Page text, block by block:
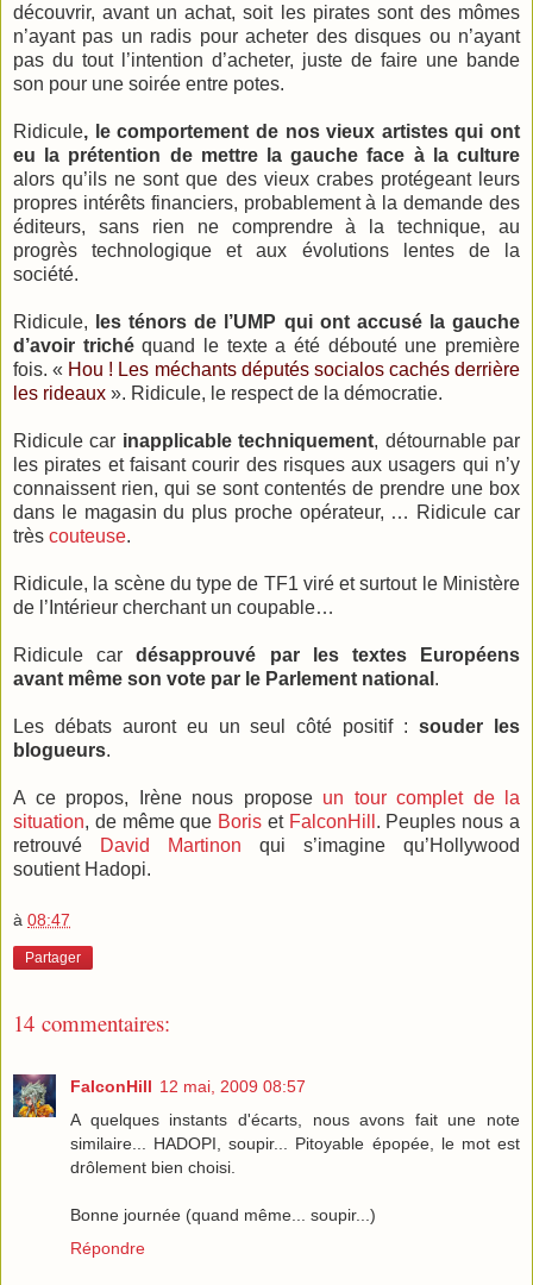
découvrir, avant un achat, soit les pirates sont des mômes
n’ayant pas un radis pour acheter des disques ou n’ayant
pas du tout l’intention d’acheter, juste de faire une bande
son pour une soirée entre potes.
Ridicule, le comportement de nos vieux artistes qui ont
eu la prétention de mettre la gauche face à la culture
alors qu’ils ne sont que des vieux crabes protégeant leurs
propres intérêts financiers, probablement à la demande des
éditeurs, sans rien ne comprendre à la technique, au
progrès technologique et aux évolutions lentes de la
société.
Ridicule, les ténors de l’UMP qui ont accusé la gauche
d’avoir trichéquand le texte a été débouté une première
fois. « Hou ! Les méchants députés socialos cachés derrière
les rideaux ». Ridicule, le respect de la démocratie.
Ridicule car inapplicable techniquement, détournable par
les pirates et faisant courir des risques aux usagers qui n’y
connaissent rien, qui se sont contentés de prendre une box
dans le magasin du plus proche opérateur, … Ridicule car
très couteuse.
Ridicule, la scène du type de TF1 viré et surtout le Ministère
de l’Intérieur cherchant un coupable…
Ridicule car désapprouvé par les textes Européens
avant même son vote par le Parlement national .
Les débats auront eu un seul côté positif :souder les
blogueurs.
A ce propos, Irène nous propose un tour complet de la
situation, de même que Boris et FalconHill . Peuples nous a
retrouvé
David Martinon qui s’imagine qu’Hollywood
soutient Hadopi.
à 08:47
Partager
14 commentaires:
FalconHill 12 mai, 2009 08:57
A quelques instants d'écarts, nous avons fait une note
similaire... HADOPI, soupir... Pitoyable épopée, le mot est
drôlement bien choisi.
Bonne journée (quand même... soupir...)
Répondre